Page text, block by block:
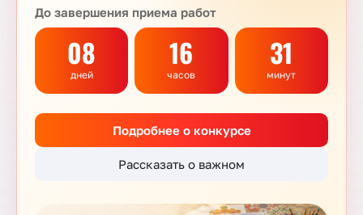
До завершения приема работ
08
дней
16
часов
31
минут
Подробнее о конкурсе
Рассказать о важном